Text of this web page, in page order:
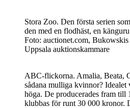
Stora Zoo. Den första serien
den med en flodhäst, en
Foto: auctionet.com, Bukowskis
Uppsala auktionskammare
ABC-flickorna. Amalia, Beata,
sådana mulliga kvinnor?
höga. De producerades fram till
klubbas för runt 30 000 kronor.